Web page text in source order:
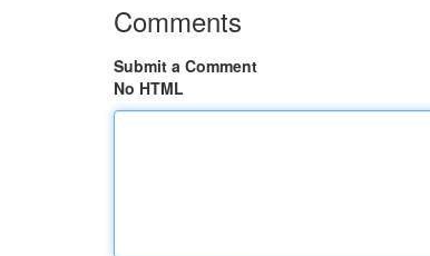
Comments
Submit a Comment
No HTML